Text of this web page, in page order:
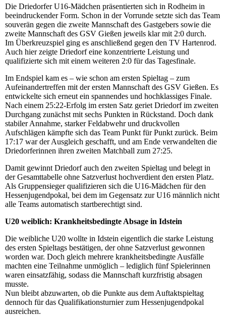
Die Driedorfer U16-Mädchen präsentierten sich in Rodheim in
beeindruckender Form. Schon in der Vorrunde setzte sich das Team
souverän gegen die zweite Mannschaft des Gastgebers sowie die
zweite Mannschaft des GSV Gießen jeweils klar mit 2:0 durch.
Im Überkreuzspiel ging es anschließend gegen den TV Hartenrod.
Auch hier zeigte Driedorf eine konzentrierte Leistung und
qualifizierte sich mit einem weiteren 2:0 für das Tagesfinale.
Im Endspiel kam es – wie schon am ersten Spieltag – zum
Aufeinandertreffen mit der ersten Mannschaft des GSV Gießen. Es
entwickelte sich erneut ein spannendes und hochklassiges Finale.
Nach einem 25:22-Erfolg im ersten Satz geriet Driedorf im zweiten
Durchgang zunächst mit sechs Punkten in Rückstand. Doch dank
stabiler Annahme, starker Feldabwehr und druckvollen
Aufschlägen kämpfte sich das Team Punkt für Punkt zurück. Beim
17:17 war der Ausgleich geschafft, und am Ende verwandelten die
Driedorferinnen ihren zweiten Matchball zum 27:25.
Damit gewinnt Driedorf auch den zweiten Spieltag und belegt in
der Gesamttabelle ohne Satzverlust hochverdient den ersten Platz.
Als Gruppensieger qualifizieren sich die U16-Mädchen für den
Hessenjugendpokal, bei dem im Gegensatz zur U16 männlich nicht
alle Teams automatisch startberechtigt sind.
U20 weiblich: Krankheitsbedingte Absage in Idstein
Die weibliche U20 wollte in Idstein eigentlich die starke Leistung
des ersten Spieltags bestätigen, der ohne Satzverlust gewonnen
worden war. Doch gleich mehrere krankheitsbedingte Ausfälle
machten eine Teilnahme unmöglich – lediglich fünf Spielerinnen
waren einsatzfähig, sodass die Mannschaft kurzfristig absagen
musste.
Nun bleibt abzuwarten, ob die Punkte aus dem Auftaktspieltag
dennoch für das Qualifikationsturnier zum Hessenjugendpokal
ausreichen.